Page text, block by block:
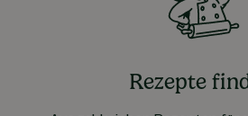
Rezepte